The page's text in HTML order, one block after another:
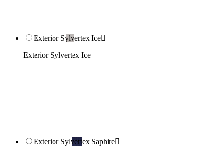
Exterior Sylvertex Ice
Exterior Sylvertex Ice
Exterior Sylvertex Saphire